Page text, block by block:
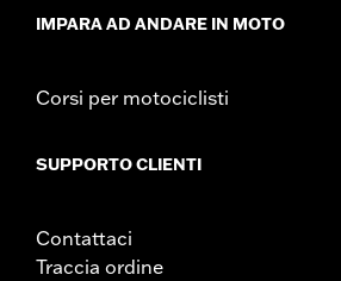
IMPARA AD ANDARE IN MOTO
Corsi per motociclisti
SUPPORTO CLIENTI
Contattaci
Traccia ordine